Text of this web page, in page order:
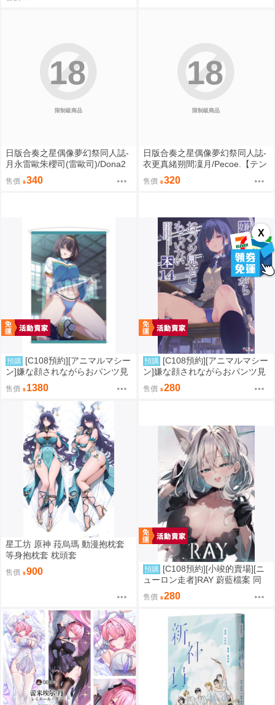
X
限制級商品
18
日版合奏之星偶像夢幻祭同人誌-
月永雷歐朱櫻司(雷歐司)/Dona2
【Love Sweet Sweet】
售價 340
限制級商品
18
日版合奏之星偶像夢幻祭同人誌-
衣更真緒朔間凜月/Pecoe.【テン
プテェション スカァレット】
售價 320
預購 [C108預約][アニマルマシー
ン]嫌な顔されながらおパンツ見
せてもらいたい本14 附蜜瓜特典
A4資料夾+B2掛軸 同人誌id=372
售價 1380
預購 [C108預約][アニマルマシー
ン]嫌な顔されながらおパンツ見
せてもらいたい本14 附蜜瓜特典
A4資料夾 同人誌id=3770666
售價 280
星工坊 原神 菈烏瑪 動漫抱枕套
等身抱枕套 枕頭套
售價 900 預購 [C108預約][小竣的賣場][ニ
ューロン走者]RAY 蔚藍檔案 同
人誌id=3785647
售價 280